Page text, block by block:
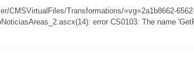
CMSVirtualFiles/Transformations/=vg=2a1b8662-
error CS0103: The name